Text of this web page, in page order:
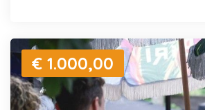
€ 1.000,00